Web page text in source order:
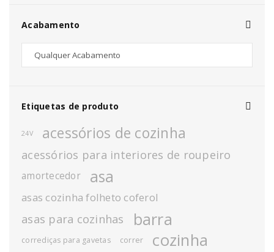
Acabamento
Etiquetas de produto
24V acessórios de cozinha
acessórios para interiores de roupeiro
amortecedor asa
asas cozinha folheto coferol
asas para cozinhas barra
corrediças para gavetas correr cozinha